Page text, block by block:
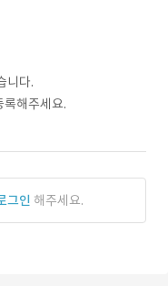
니다.
록해주세요.
그인 해주세요.